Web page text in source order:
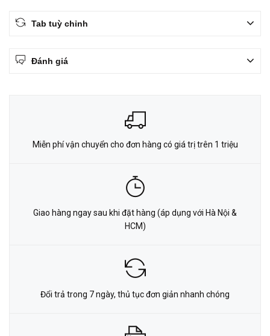
Tab tuỳ chỉnh
Đánh giá
Miễn phí vận chuyển cho đơn hàng có giá trị trên 1 triệu
Giao hàng ngay sau khi đặt hàng (áp dụng với Hà Nội &
HCM)
Đổi trả trong 7 ngày, thủ tục đơn giản nhanh chóng